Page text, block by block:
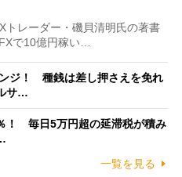
レーダー・磯貝清明氏の著書
で10億円稼い…
ンジ！ 種銭は差し押さえを免れ
サ…
！ 毎日5万円超の延滞税が積み
一覧を見る